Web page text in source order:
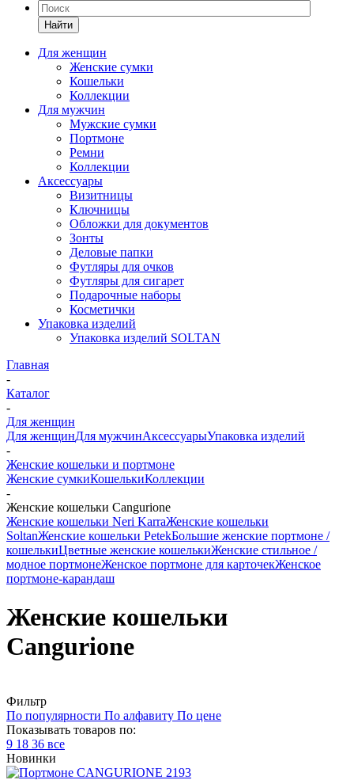
Найти
Для женщин
Женские сумки
Кошельки
Коллекции
Для мужчин
Мужские сумки
Портмоне
Ремни
Коллекции
Аксессуары
Визитницы
Ключницы
Обложки для документов
Зонты
Деловые папки
Футляры для очков
Футляры для сигарет
Подарочные наборы
Косметички
Упаковка изделий
Упаковка изделий SOLTAN
Главная
-
Каталог
-
Для женщин
Для женщинДля мужчинАксессуарыУпаковка изделий
-
Женские кошельки и портмоне
Женские сумкиКошелькиКоллекции
-
Женские кошельки Cangurione
Женские кошельки Neri KarraЖенские кошельки
SoltanЖенские кошельки PetekБольшие женские портмоне /
кошелькиЦветные женские кошелькиЖенские стильное /
модное портмонеЖенское портмоне для карточекЖенское
портмоне-карандаш
Женские кошельки
Cangurione
Фильтр
По популярности По алфавиту По цене
Показывать товаров по:
9 18 36 все
Новинки